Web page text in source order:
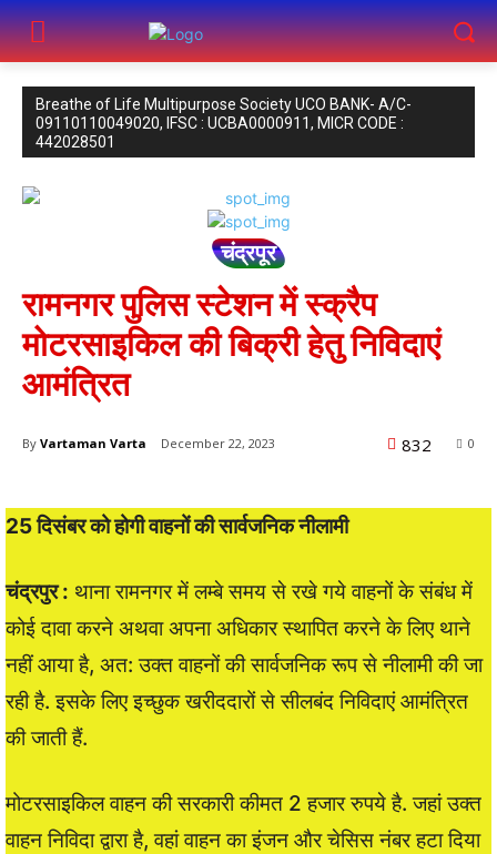
Breathe of Life Multipurpose Society UCO BANK- A/C-
09110110049020, IFSC : UCBA0000911, MICR CODE :
442028501
चंद्रपूर
रामनगर पुलिस स्टेशन में स्क्रैप
मोटरसाइकिल की बिक्री हेतु निविदाएं
आमंत्रित
By Vartaman Varta December 22, 2023 0
832
25 दिसंबर को होगी वाहनों की सार्वजनिक नीलामी
चंद्रपुर : थाना रामनगर में लम्बे समय से रखे गये वाहनों के संबंध में
कोई दावा करने अथवा अपना अधिकार स्थापित करने के लिए थाने
नहीं आया है, अत: उक्त वाहनों की सार्वजनिक रूप से नीलामी की जा
रही है. इसके लिए इच्छुक खरीददारों से सीलबंद निविदाएं आमंत्रित
की जाती हैं.
मोटरसाइकिल वाहन की सरकारी कीमत 2 हजार रुपये है. जहां उक्त
वाहन निविदा द्वारा है, वहां वाहन का इंजन और चेसिस नंबर हटा दिया